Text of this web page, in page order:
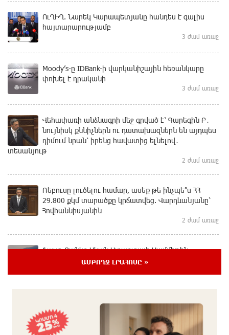
ՈւՂԻՂ. Նարեկ Կարապետյանը հանդես է գալիս
հայտարարությամբ
3 ժամ առաջ
Moody’s-ը IDBank-ի վարկանիշային հեռանկարը
փոխել է դրականի
3 ժամ առաջ
Վեհափառի անձնագրի մեջ գրված է՝ Գարեգին Բ․
նույնիսկ քննիչներն ու դատախազներն են այդպես
դիմում նրան՝ իրենց հավատից ելնելով․
տեսանյութ
2 ժամ առաջ
Ռեբուսը լուծելու համար, ասեք թե ինչպե՞ս ՀՀ
29.800 քկմ տարածքը կրճատվեց. Վարդևանյանը՝
Հովհաննիսյանին
2 ժամ առաջ
Ֆասթ Բանկը Սևան Ստարտափ Սամմիթին
ներկայացրել է իր պրոդուկտներն ու քարտային
Ընդդիմությունը պետք է իր շուրջը համախմբի
արտախորհրդարանական բոլոր ուժերին. Արեգ
Սավգուլյան
ԱՄԲՈՂՋ ԼՐԱՀՈՍԸ »